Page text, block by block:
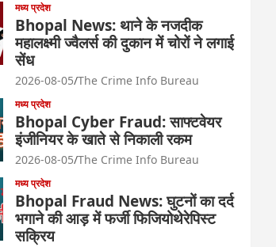
मध्य प्रदेश
Bhopal News: थाने के नजदीक
महालक्ष्मी ज्वैलर्स की दुकान में चोरों ने लगाई
सेंध
2026-08-05 The Crime Info Bureau
मध्य प्रदेश
Bhopal Cyber Fraud: साफ्टवेयर
इंजीनियर के खाते से निकाली रकम
2026-08-05 The Crime Info Bureau
मध्य प्रदेश
Bhopal Fraud News: घुटनों का दर्द
भगाने की आड़ में फर्जी फिजियोथेरेपिस्ट
सक्रिय